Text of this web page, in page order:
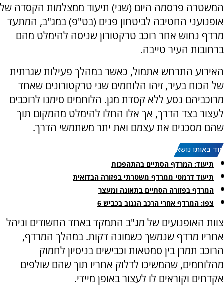
המשטרה פרסמה היום (שני) תיעוד ממצלמות הקסדה של
אופנועני החטיבה לביטחון פנים (בט"פ) במג"ב, המתעד
מרדף נחוש אחר רוכב טרקטורון שניסה להימלט מהם
ברחובות העיר טייבה.
האירוע התרחש אתמול, כאשר במהלך פעילות שגרתית
של הכוח בעיר, זיהו הלוחמים שני טרקטורונים שאחד
מרוכביהם נסע ללא קסדת מגן. הלוחמים סימנו לרוכבים
לעצור בצד הדרך, אך אלו החלו להימלט מהמקום תוך
שהם מסכנים את עצמם ואת יתר משתמשי הדרך.
עוד באותו נושא:
תיעוד: המרדף הסתיים בהתהפכות
תיעוד דרמטי ממרדף משטרתי בפזורה הבדואית
המרדף בפזורה הסתיים בתאונה ומעצר
צפו: המרדף אחרי הרכב הגנוב בכביש 6
צוות האופנועים של מג"ב התמקד באחד החשודים וניהל
אחריו מרדף שנמשך כשמונה דקות. במהלך המרדף,
הרוכב תמרן בין סמטאות וכבישים בניסיון לחמוק
מהלוחמים, שהמשיכו לדלוק אחריו תוך שהם שולפים
אקדחים וקוראים לו לעצור באופן מיידי.